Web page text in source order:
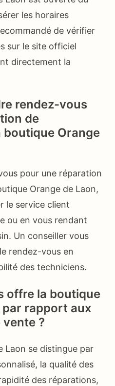
les horaires
de vérifier
sur le site officiel
directement la
rendez-vous
de
Orange
pour une réparation
Orange de Laon,
le service client
ou en vous rendant
Un conseiller vous
rendez-vous en
des techniciens.
offre la boutique
par rapport aux
?
Laon se distingue par
la qualité des
des réparations,